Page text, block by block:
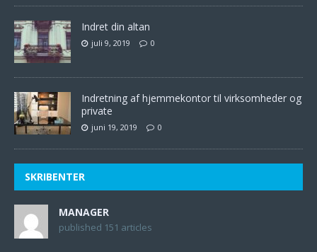
Indret din altan
juli 9, 2019 0
Indretning af hjemmekontor til virksomheder og
private
juni 19, 2019 0
SKRIBENTER
MANAGER
published 151 articles